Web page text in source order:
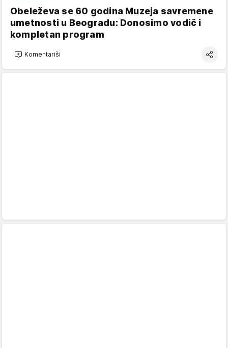
Obeleževa se 60 godina Muzeja savremene
umetnosti u Beogradu: Donosimo vodič i
kompletan program
Komentariši